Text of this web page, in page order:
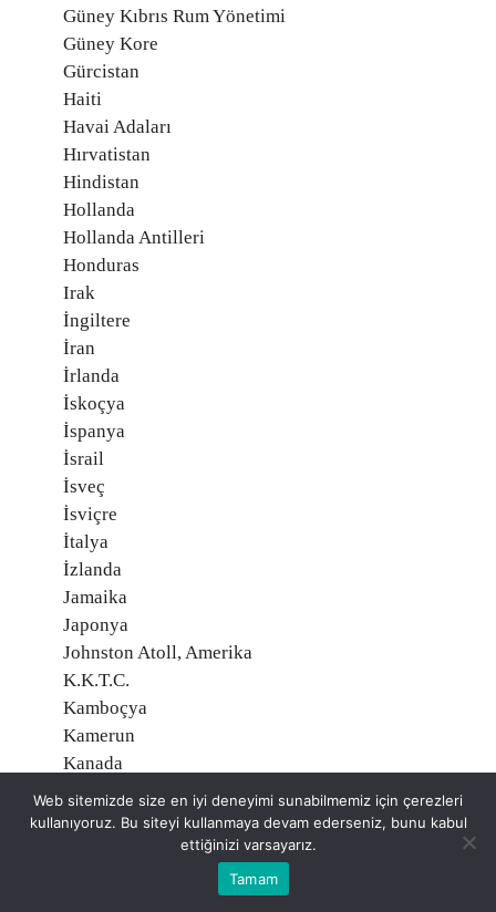
Güney Kıbrıs Rum Yönetimi
Güney Kore
Gürcistan
Haiti
Havai Adaları
Hırvatistan
Hindistan
Hollanda
Hollanda Antilleri
Honduras
Irak
İngiltere
İran
İrlanda
İskoçya
İspanya
İsrail
İsveç
İsviçre
İtalya
İzlanda
Jamaika
Japonya
Johnston Atoll, Amerika
K.K.T.C.
Kamboçya
Kamerun
Kanada
Kanarya Adaları
Karadağ
Web sitemizde size en iyi deneyimi sunabilmemiz için çerezleri
kullanıyoruz. Bu siteyi kullanmaya devam ederseniz, bunu kabul
ettiğinizi varsayarız.
Tamam